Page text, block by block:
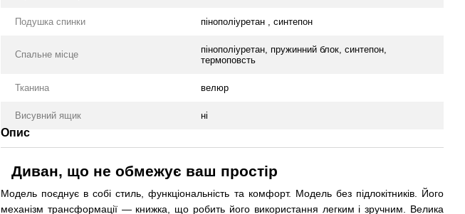
Подушка спинки пінополіуретан , синтепон
Спальне місце
пінополіуретан, пружинний блок, синтепон,
термоповсть
Тканина велюр
Висувний ящик ні
Опис
Диван, що не обмежує ваш простір
Модель поєднує в собі стиль, функціональність та комфорт. Модель без підлокітників. Його
механізм трансформації — книжка, що робить його використання легким і зручним. Велика